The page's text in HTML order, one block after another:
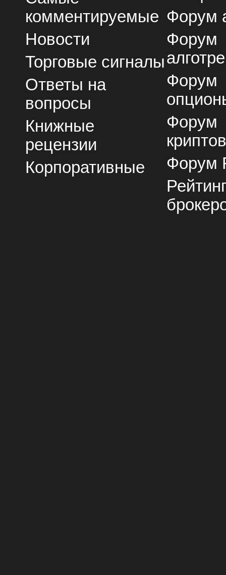
комментируемые
Новости
Торговые сигналы
Ответы на
вопросы
Книжные
рецензии
Корпоративные
Форум
Форум
Форум
Форум
Форум